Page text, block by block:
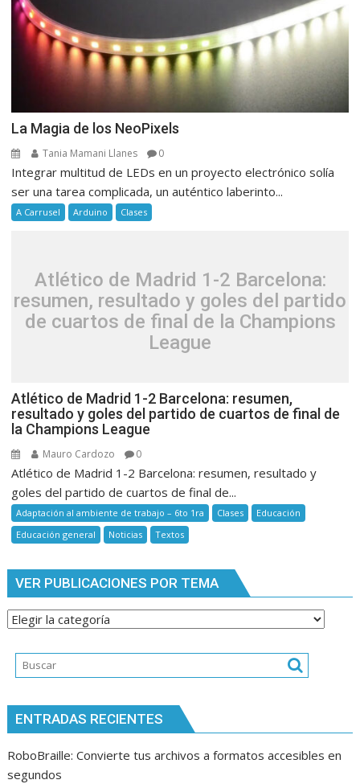
La Magia de los NeoPixels
Tania Mamani Llanes 0
Integrar multitud de LEDs en un proyecto electrónico solía
ser una tarea complicada, un auténtico laberinto...
A Carrusel Arduino Clases
Atlético de Madrid 1-2 Barcelona:
resumen, resultado y goles del partido
de cuartos de final de la Champions
League
Atlético de Madrid 1-2 Barcelona: resumen,
resultado y goles del partido de cuartos de final de
la Champions League
Mauro Cardozo 0
Atlético de Madrid 1-2 Barcelona: resumen, resultado y
goles del partido de cuartos de final de...
Adaptación al ambiente de trabajo – 6to 1ra Clases
Educación
Educación general
Noticias Textos
VER PUBLICACIONES POR TEMA
Ver
por
tema
ENTRADAS RECIENTES
RoboBraille: Convierte tus archivos a formatos accesibles en
segundos